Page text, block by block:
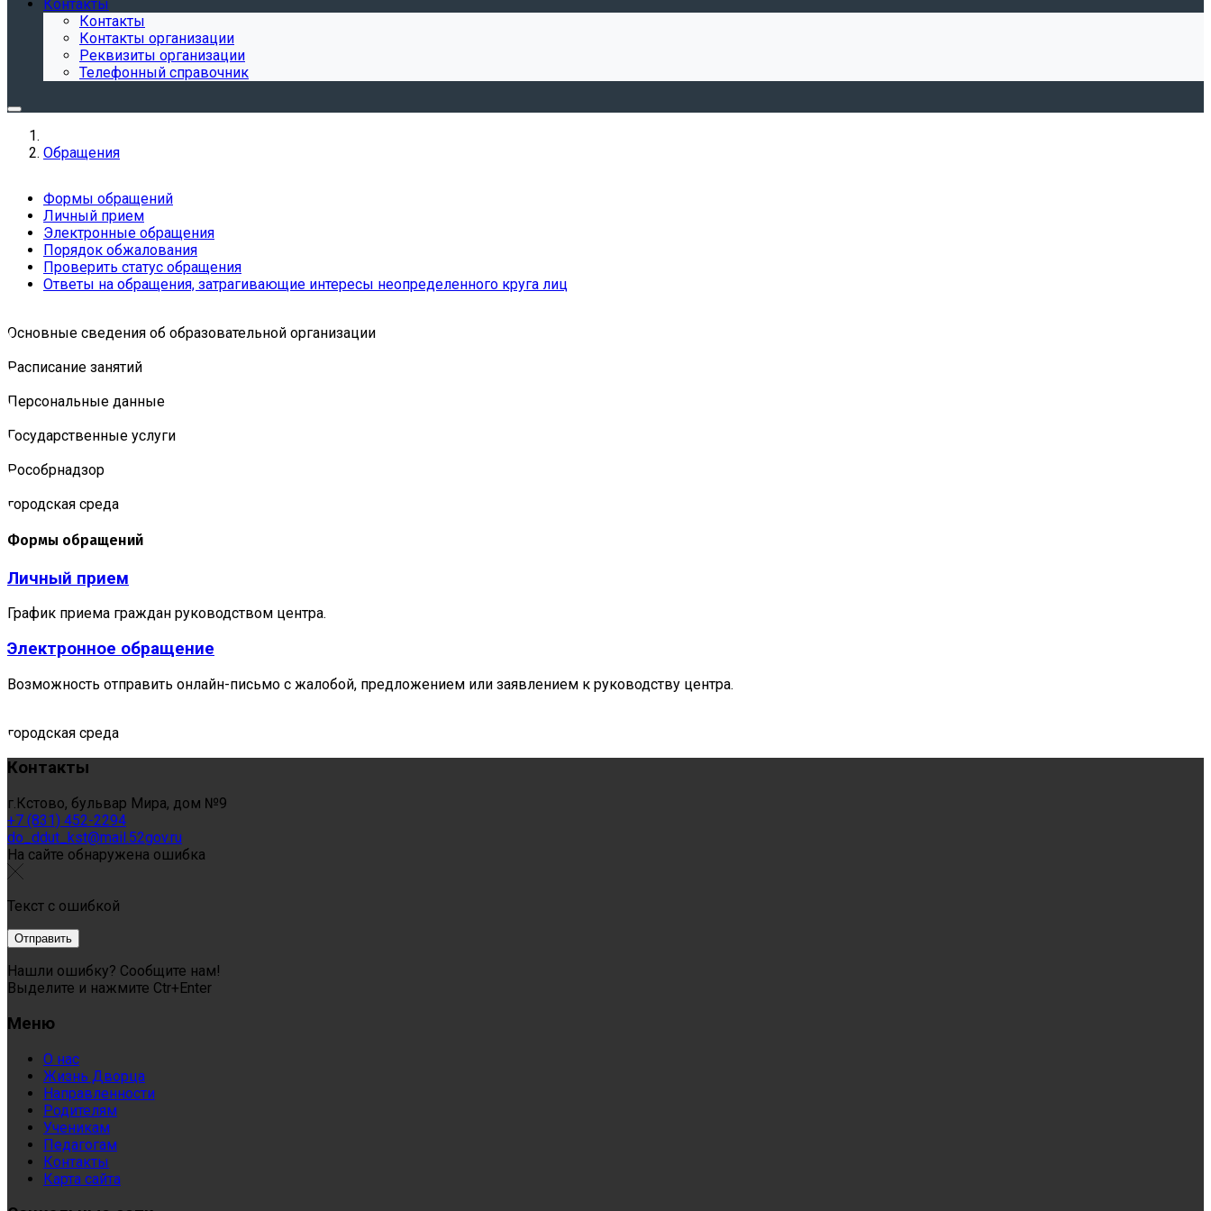
Контакты
Контакты
Контакты организации
Реквизиты организации
Телефонный справочник
Обращения
Формы обращений
Личный прием
Электронные обращения
Порядок обжалования
Проверить статус обращения
Ответы на обращения, затрагивающие интересы неопределенного круга лиц
Основные сведения об образовательной организации
Расписание занятий
Персональные данные
Государственные услуги
Роcобрнадзор
городская среда
Формы обращений
Личный прием
График приема граждан руководством центра.
Электронное обращение
Возможность отправить онлайн-письмо с жалобой, предложением или заявлением к руководству центра.
городская среда
Контакты
г.Кстово, бульвар Мира, дом №9
+7 (831) 452-2294
do_ddut_kst@mail.52gov.ru
На сайте обнаружена ошибка
Текст с ошибкой
Нашли ошибку? Сообщите нам!
Выделите и нажмите Ctr+Enter
Меню
О нас
Жизнь Дворца
Направленности
Родителям
Ученикам
Педагогам
Контакты
Карта сайта